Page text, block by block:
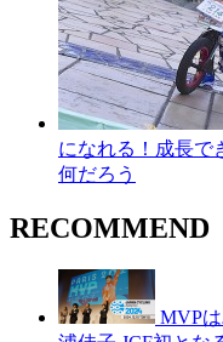
になれる！成長で
何だろう
RECOMMEND
MVP